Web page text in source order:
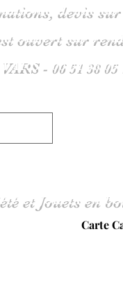
devis
ouvert sur
- 0651 38 05
et Jouets en
Carte